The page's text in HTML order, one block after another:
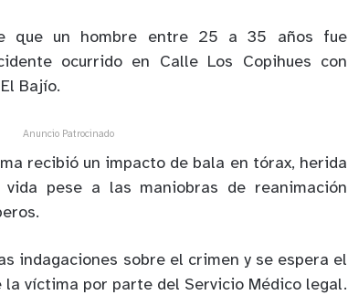
que un hombre entre 25 a 35 años fue
ocurrido en Calle Los Copihues con
Bajío.
Anuncio Patrocinado
recibió un impacto de bala en tórax, herida
pese a las maniobras de reanimación
indagaciones sobre el crimen y se espera el
víctima por parte del Servicio Médico legal.